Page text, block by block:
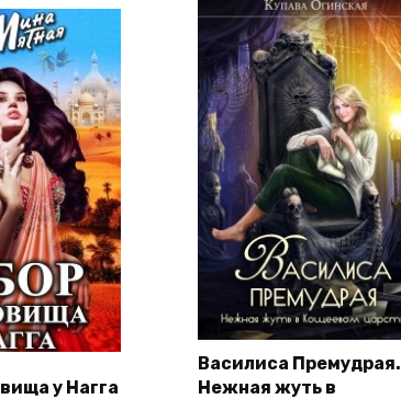
у Нагга
Василиса Премудрая.
Нежная жуть в